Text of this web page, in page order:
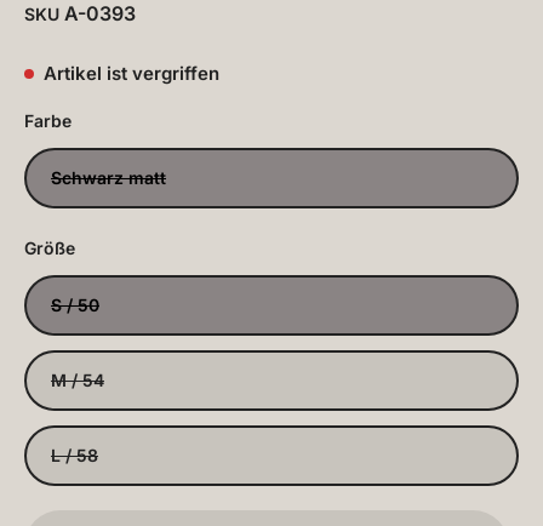
SKU A-0393
Artikel ist vergriffen
Farbe
Schwarz matt
Größe
S / 50
M / 54
L / 58